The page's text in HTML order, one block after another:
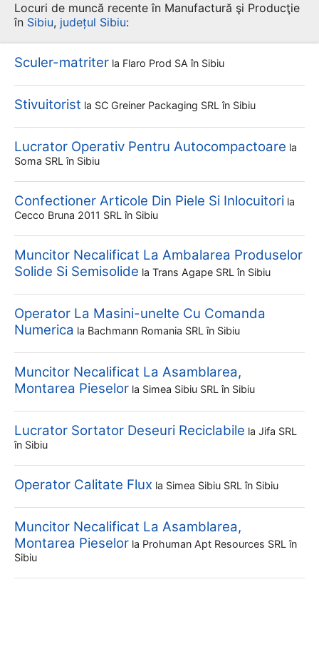
Locuri de muncă recente în Manufactură şi Producţie
în Sibiu, județul Sibiu:
Sculer-matriter la Flaro Prod SA în Sibiu
Stivuitorist la SC Greiner Packaging SRL în Sibiu
Lucrator Operativ Pentru Autocompactoare la
Soma SRL în Sibiu
Confectioner Articole Din Piele Si Inlocuitori la
Cecco Bruna 2011 SRL în Sibiu
Muncitor Necalificat La Ambalarea Produselor
Solide Si Semisolide la Trans Agape SRL în Sibiu
Operator La Masini-unelte Cu Comanda
Numerica la Bachmann Romania SRL în Sibiu
Muncitor Necalificat La Asamblarea,
Montarea Pieselor la Simea Sibiu SRL în Sibiu
Lucrator Sortator Deseuri Reciclabile la Jifa SRL
în Sibiu
Operator Calitate Flux la Simea Sibiu SRL în Sibiu
Muncitor Necalificat La Asamblarea,
Montarea Pieselor la Prohuman Apt Resources SRL în
Sibiu